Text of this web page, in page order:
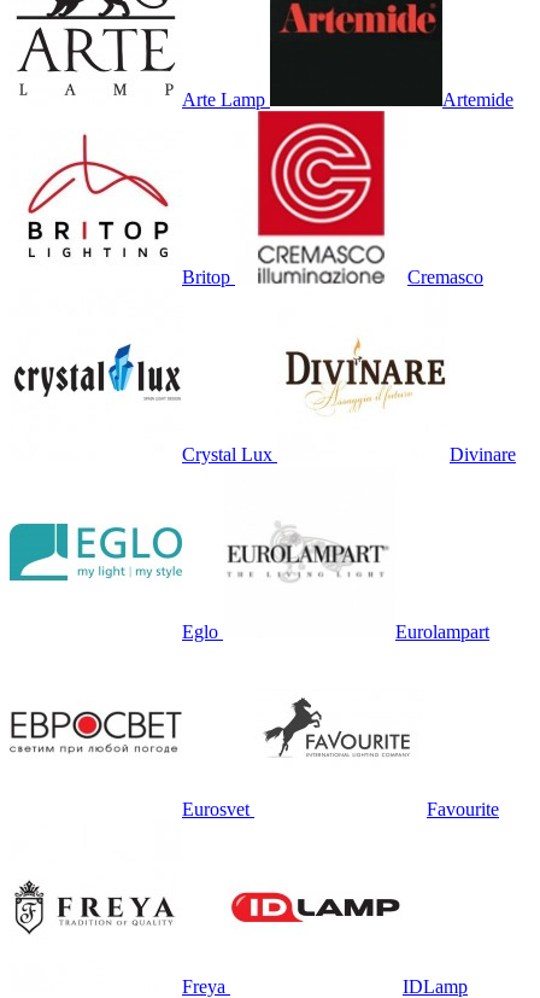
Arte Lamp Artemide
Britop Cremasco
Crystal Lux Divinare
Eglo Eurolampart
Eurosvet Favourite
Freya IDLamp